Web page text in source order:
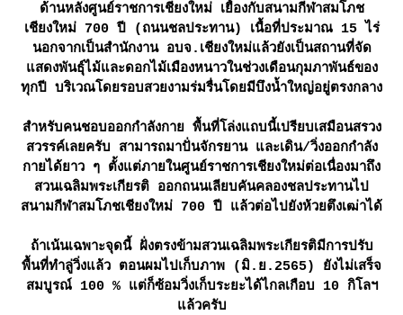
ด้านหลังศูนย์ราชการเชียงใหม่ เยื้องกับสนามกีฬาสมโภช
เชียงใหม่ 700 ปี (ถนนชลประทาน) เนื้อที่ประมาณ 15 ไร่
นอกจากเป็นสำนักงาน อบจ.เชียงใหม่แล้วยังเป็นสถานที่จัด
สดงพันธุ์ไม้และดอกไม้เมืองหนาวในช่วงเดือนกุมภาพันธ์ของ
ทุกปี บริเวณโดยรอบสวยงามร่มรื่นโดยมีบึงน้ำใหญ่อยู่ตรงกลาง
สำหรับคนชอบออกกำลังกาย พื้นที่โล่งแถบนี้เปรียบเสมือนสรวง
สวรรค์เลยครับ สามารถมาปั่นจักรยาน และเดิน/วิ่งออกกำลัง
กายได้ยาว ๆ ตั้งแต่ภายในศูนย์ราชการเชียงใหม่ต่อเนื่องมาถึง
สวนเฉลิมพระเกียรติ ออกถนนเลียบคันคลองชลประทานไป
สนามกีฬาสมโภชเชียงใหม่ 700 ปี แล้วต่อไปยังห้วยตึงเฒ่าได้
ถ้าเน้นเฉพาะจุดนี้ ฝั่งตรงข้ามสวนเฉลิมพระเกียรติมีการปรับ
พื้นที่ทำลู่วิ่งแล้ว ตอนผมไปเก็บภาพ (มิ.ย.2565) ยังไม่เสร็จ
สมบูรณ์ 100 % แต่ก็ซ้อมวิ่งเก็บระยะได้ไกลเกือบ 10 กิโลฯ
ล้วครับ